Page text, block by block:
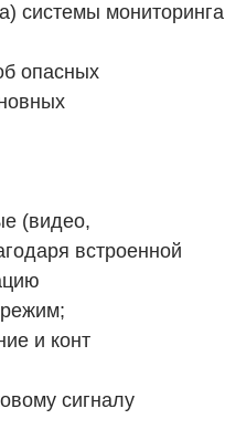
системы мониторинга
опасных
(видео,
встроенной
и конт
сигналу